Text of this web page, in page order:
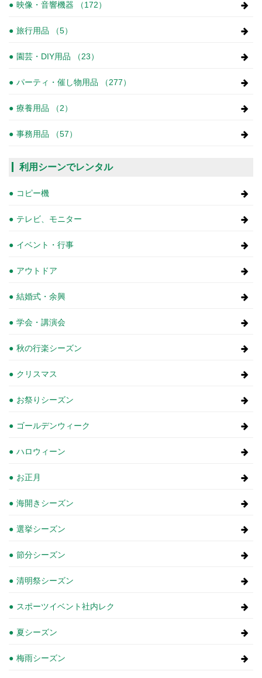
映像・音響機器 （172）
旅行用品 （5）
園芸・DIY用品 （23）
パーティ・催し物用品 （277）
療養用品 （2）
事務用品 （57）
利用シーンでレンタル
コピー機
テレビ、モニター
イベント・行事
アウトドア
結婚式・余興
学会・講演会
秋の行楽シーズン
クリスマス
お祭りシーズン
ゴールデンウィーク
ハロウィーン
お正月
海開きシーズン
選挙シーズン
節分シーズン
清明祭シーズン
スポーツイベント社内レク
夏シーズン
梅雨シーズン